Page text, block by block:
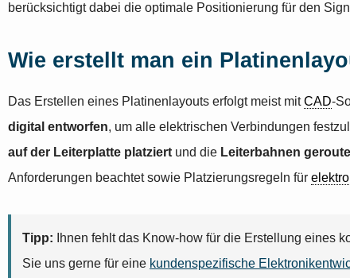
berücksichtigt dabei die optimale Positionierung für den
Wie erstellt man ein
Das Erstellen eines Platinenlayouts erfolgt meist mitCAD-
digital entworfen, um alle elektrischen Verbindungen
auf der Leiterplatte platziert und die Leiterbahnen
Anforderungen beachtet sowie Platzierungsregeln für
Tipp:
Ihnen fehlt das Know-how für die Erstellung eines
Sie uns gerne für eine kundenspezifische